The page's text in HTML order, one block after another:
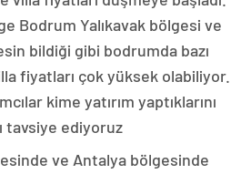
Bodrum Yalıkavak bölgesi ve
bildiği gibi bodrumda bazı
fiyatları çok yüksek olabiliyor.
kime yatırım yaptıklarını
tavsiye ediyoruz
ve Antalya bölgesinde